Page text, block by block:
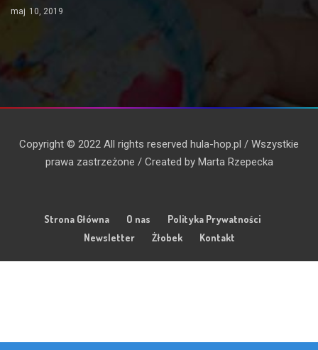
maj 10, 2019
Copyright © 2022 All rights reserved hula-hop.pl / Wszystkie
prawa zastrzeżone / Created by Marta Rzepecka
Strona Główna O nas
Polityka Prywatności
Newsletter
Żłobek Kontakt